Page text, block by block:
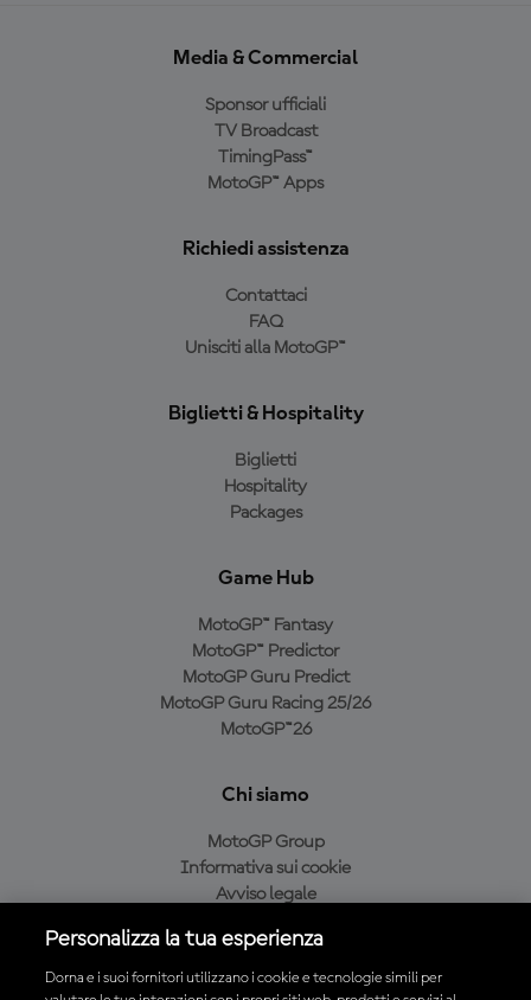
Media & Commercial
Sponsor ufficiali
TV Broadcast
TimingPass™
MotoGP™ Apps
Richiedi assistenza
Contattaci
FAQ
Unisciti alla MotoGP™
Biglietti & Hospitality
Biglietti
Hospitality
Packages
Game Hub
MotoGP™ Fantasy
MotoGP™ Predictor
MotoGP Guru Predict
MotoGP Guru Racing 25/26
MotoGP™26
Chi siamo
MotoGP Group
Informativa sui cookie
Avviso legale
Condizioni di acquisto
Personalizza la tua esperienza
Dorna e i suoi fornitori utilizzano i cookie e tecnologie simili per